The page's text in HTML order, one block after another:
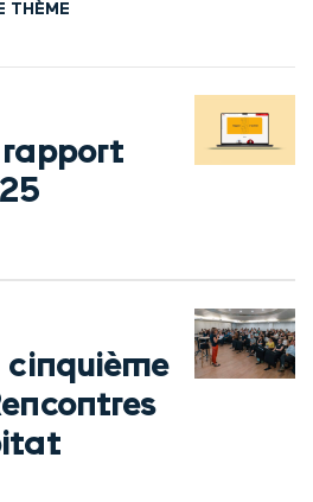
THÈME
rapport
cinquième